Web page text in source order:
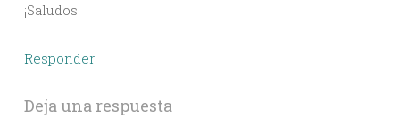
¡Saludos!
Responder
Deja una respuesta